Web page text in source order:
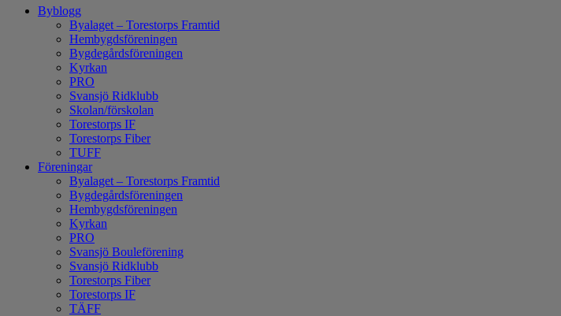
Byblogg
Byalaget – Torestorps Framtid
Hembygdsföreningen
Bygdegårdsföreningen
Kyrkan
PRO
Svansjö Ridklubb
Skolan/förskolan
Torestorps IF
Torestorps Fiber
TUFF
Föreningar
Byalaget – Torestorps Framtid
Bygdegårdsföreningen
Hembygdsföreningen
Kyrkan
PRO
Svansjö Bouleförening
Svansjö Ridklubb
Torestorps Fiber
Torestorps IF
TÄFF